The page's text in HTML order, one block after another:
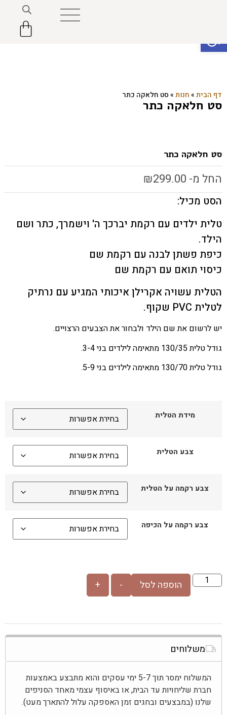
דף הבית»חנות»סט חלאקה כתר
סט חלאקה כתר
סט חלאקה כתר
החל מ- ₪299.00
הסט מכיל:
טלית ילדים עם רקמת יברכך ה' וישמרך, כתר ושם
הילד.
כיפת פשתן לבנה עם רקמת שם
כיסוי תואם עם רקמת שם
הטלית עשויה אקרילן איכותי המגיע עם נרתיק
לטלית PVC שקוף.
יש לרשום את שם הילד ולבחור את הצבעים הרצויים.
גודל טלית 130/35 מתאימה לילדים בני 3-4.
גודל טלית 130/70 מתאימה לילדים בני 5-9.
מידת הטלית
צבע הטלית
צבע רקמה על הטלית
צבע רקמה על הכיפה
-
+ הוספה לסל
משלוחים
המשלוח ימסר תוך 5-7 ימי עסקים והוא מתבצע באמצעות
חברת שליחויות עד הבית, או באיסוף עצמי מאחד הסניפים
שלנו (במבצעים ובחגים זמן האספקה עלול להתארך מעט).